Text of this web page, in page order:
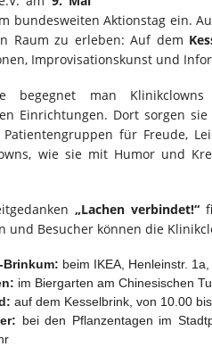
bundesweiten Aktionstag ein.
Raum zu erleben: Auf dem
Improvisationskunst und
begegnet man
Einrichtungen. Dort sorgen
für Freude,
wie sie mit Humor und
„Lachen verbindet!“
und Besucher können die
Brinkum: beim IKEA, Henleinstr.
im Biergarten am Chinesischen
auf dem Kesselbrink, von 10.00
bei den Pflanzentagen im